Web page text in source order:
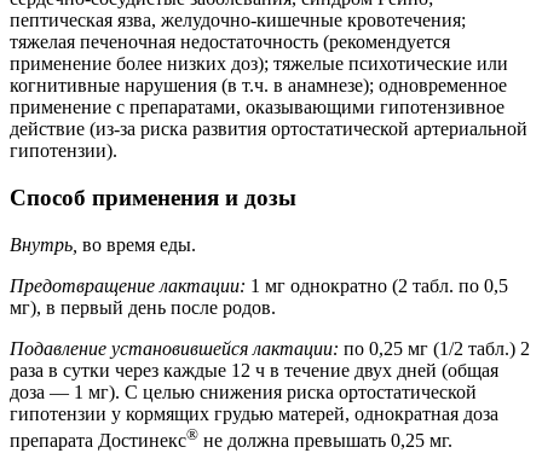
пептическая язва, желудочно-кишечные кровотечения;
тяжелая печеночная недостаточность (рекомендуется
применение более низких доз); тяжелые психотические или
когнитивные нарушения (в т.ч. в анамнезе); одновременное
применение с препаратами, оказывающими гипотензивное
действие (из-за риска развития ортостатической артериальной
гипотензии).
Способ применения и дозы
Внутрь, во время еды.
Предотвращение лактации: 1 мг однократно (2 табл. по 0,5
мг), в первый день после родов.
Подавление установившейся лактации: по 0,25 мг (1/2 табл.) 2
раза в сутки через каждые 12 ч в течение двух дней (общая
доза — 1 мг). С целью снижения риска ортостатической
гипотензии у кормящих грудью матерей, однократная доза
препарата Достинекс® не должна превышать 0,25 мг.